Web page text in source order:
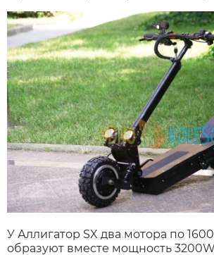
У Аллигатор SX два мотора по
образуют вместе мощность